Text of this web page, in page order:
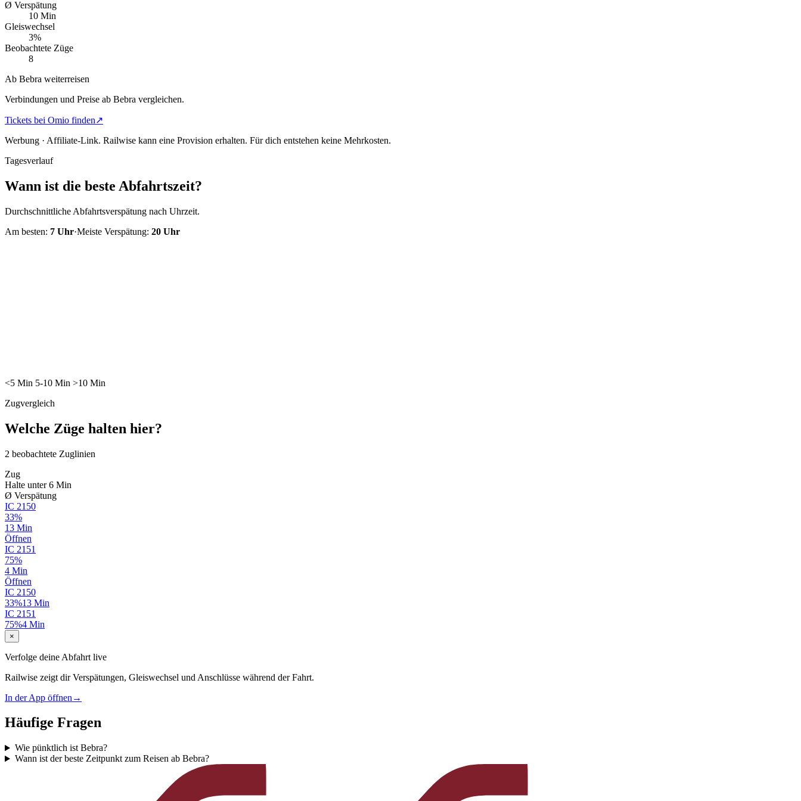
Ø Verspätung
10 Min
Gleiswechsel
3%
Beobachtete Züge
8
Ab Bebra weiterreisen
Verbindungen und Preise ab Bebra vergleichen.
Tickets bei Omio finden↗
Werbung · Affiliate-Link. Railwise kann eine Provision erhalten. Für dich entstehen keine Mehrkosten.
Tagesverlauf
Wann ist die beste Abfahrtszeit?
Durchschnittliche Abfahrtsverspätung nach Uhrzeit.
Am besten: 7 Uhr·Meiste Verspätung: 20 Uhr
<5 Min 5-10 Min >10 Min
Zugvergleich
Welche Züge halten hier?
2 beobachtete Zuglinien
Zug
Halte unter 6 Min
Ø Verspätung
IC 2150
33%
13 Min
Öffnen
IC 2151
75%
4 Min
Öffnen
IC 2150
33%13 Min
IC 2151
75%4 Min
×
Verfolge deine Abfahrt live
Railwise zeigt dir Verspätungen, Gleiswechsel und Anschlüsse während der Fahrt.
In der App öffnen →
Häufige Fragen
Wie pünktlich ist Bebra?
Wann ist der beste Zeitpunkt zum Reisen ab Bebra?